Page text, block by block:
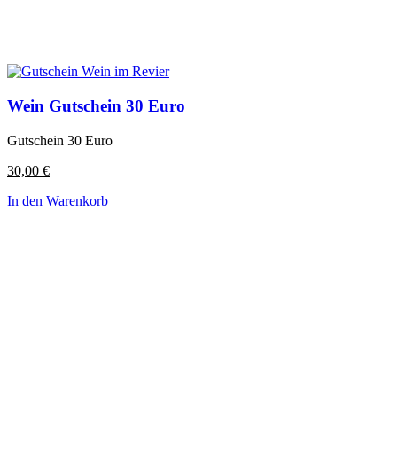
Wein Gutschein 30 Euro
Gutschein 30 Euro
30,00 €
In den Warenkorb